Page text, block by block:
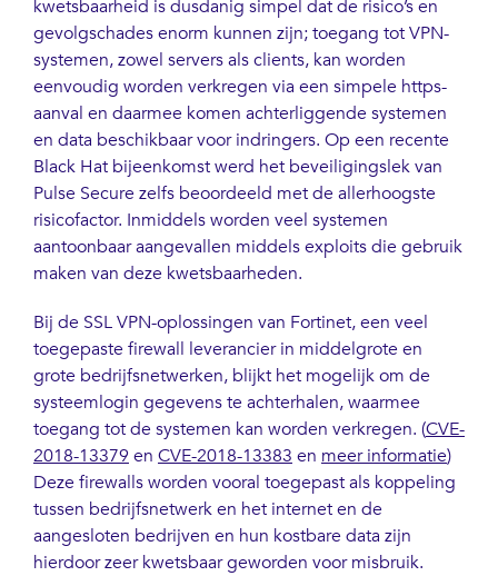
kwetsbaarheid is dusdanig simpel dat de risico’s en
gevolgschades enorm kunnen zijn; toegang tot VPN-
systemen, zowel servers als clients, kan worden
eenvoudig worden verkregen via een simpele https-
aanval en daarmee komen achterliggende systemen
en data beschikbaar voor indringers. Op een recente
Black Hat bijeenkomst werd het beveiligingslek van
Pulse Secure zelfs beoordeeld met de allerhoogste
risicofactor. Inmiddels worden veel systemen
aantoonbaar aangevallen middels exploits die gebruik
maken van deze kwetsbaarheden.
Bij de SSL VPN-oplossingen van Fortinet, een veel
toegepaste firewall leverancier in middelgrote en
grote bedrijfsnetwerken, blijkt het mogelijk om de
systeemlogin gegevens te achterhalen, waarmee
toegang tot de systemen kan worden verkregen. (CVE-
2018-13379en CVE-2018-13383 en meer informatie)
Deze firewalls worden vooral toegepast als koppeling
tussen bedrijfsnetwerk en het internet en de
aangesloten bedrijven en hun kostbare data zijn
hierdoor zeer kwetsbaar geworden voor misbruik.